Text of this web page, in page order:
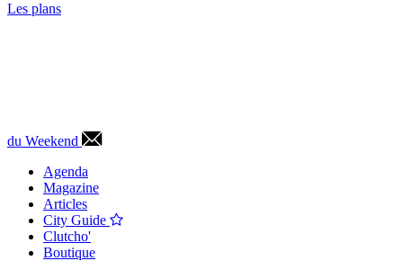
Les plans
du Weekend
Agenda
Magazine
Articles
City Guide
Clutcho'
Boutique